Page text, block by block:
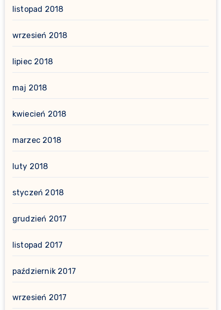
listopad 2018
wrzesień 2018
lipiec 2018
maj 2018
kwiecień 2018
marzec 2018
luty 2018
styczeń 2018
grudzień 2017
listopad 2017
październik 2017
wrzesień 2017